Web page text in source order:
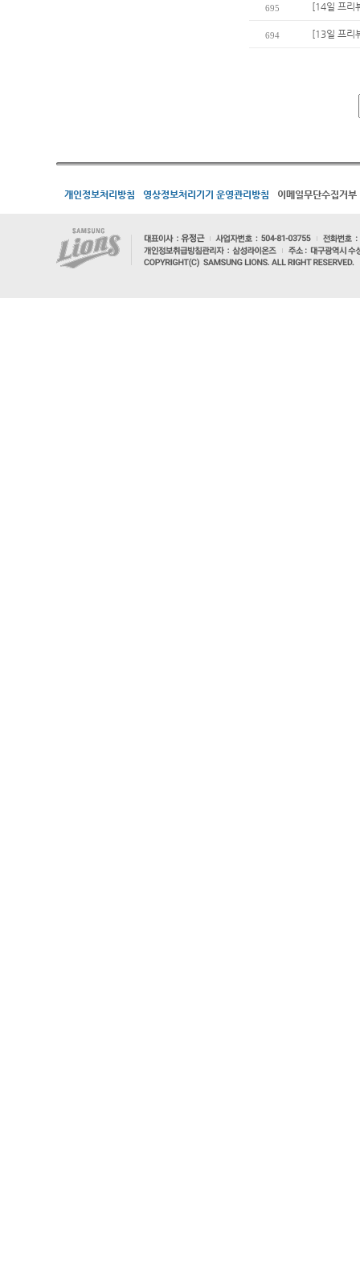
695 [14일 프리
694 [13일 프리
개인정보처리방침 영상정보처리기기 운영관리방침 이메일무단수집거부